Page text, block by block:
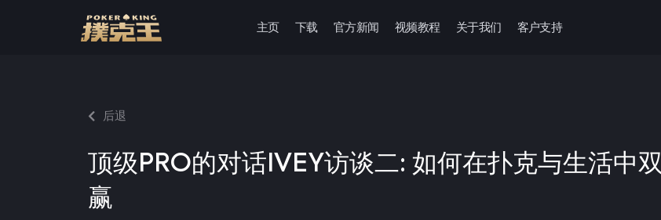
主页 下载 官方新闻 视频教程 关于我们 客户支持
后退
顶级PRO的对话IVEY访谈二: 如何在扑克与生活中双
赢